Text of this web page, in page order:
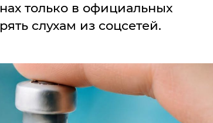
только в официальных
слухам из соцсетей.